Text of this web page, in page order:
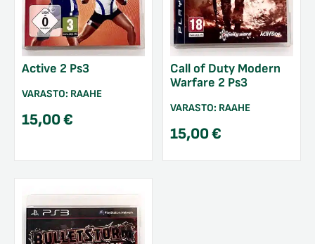
Active 2 Ps3
VARASTO: RAAHE
15,00€
Call of Duty Modern
Warfare 2 Ps3
VARASTO: RAAHE
15,00€